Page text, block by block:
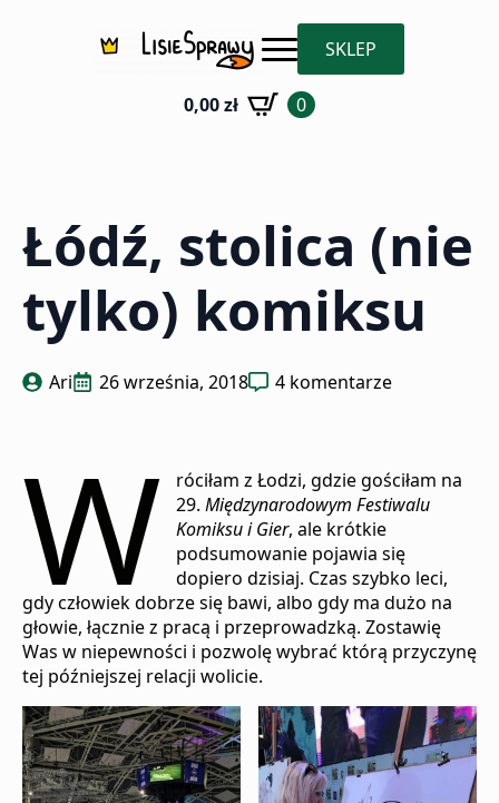
SKLEP
0,00zł 0
Łódź, stolica (nie
tylko) komiksu
Ari 26 września, 2018 4 komentarze
W
róciłam z Łodzi, gdzie gościłam na
29.Międzynarodowym Festiwalu
Komiksu i Gier, ale krótkie
podsumowanie pojawia się
dopiero dzisiaj. Czas szybko leci,
gdy człowiek dobrze się bawi, albo gdy ma dużo na
głowie, łącznie z pracą i przeprowadzką. Zostawię
Was w niepewności i pozwolę wybrać którą przyczynę
tej późniejszej relacji wolicie.